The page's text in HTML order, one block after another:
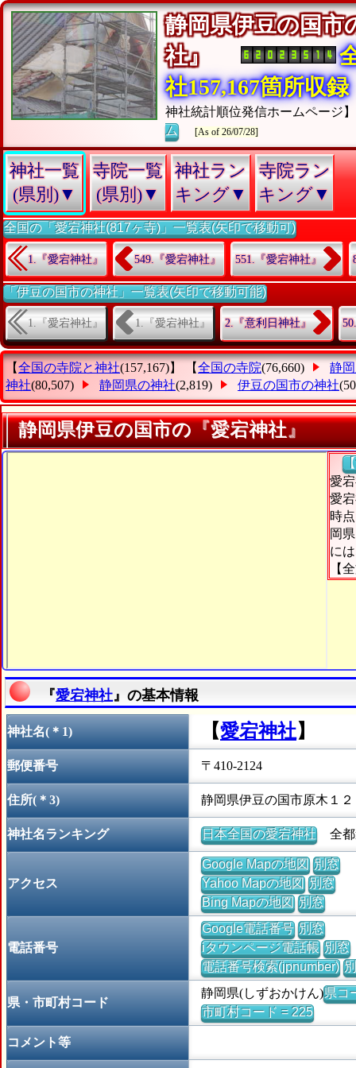
静岡県伊豆の国市
社』
社157,167箇所収録
神社統計順位発信ホームページ
ム
[As of 26/07/28]
神社一覧
(県別)▼
寺院一覧
(県別)▼
神社ラン
キング▼
寺院ラン
キング▼
全国の「愛宕神社(817ヶ寺)」一覧表(矢印で移動可)
1.『愛宕神社』 549.『愛宕神社』 551.『愛宕神社』
「伊豆の国市の神社」一覧表(矢印で移動可能)
1.『愛宕神社』 1.『愛宕神社』 2.『意利日神社』
【全国の寺院と神社(157,167)】 【全国の寺院(76,660)
静
神社(80,507) 静岡県の神社(2,819) 伊豆の国市の神社
静岡県伊豆の国市の『愛宕神社』
愛
愛
時
岡
に
【
『愛宕神社 』の基本情報
神社名(＊1) 【愛宕神社】
郵便番号 〒410-2124
住所(＊3) 静岡県伊豆の国市原木１
神社名ランキング 日本全国の愛宕神社全都
アクセス
Google Mapの地図 別窓
Yahoo Mapの地図 別窓
Bing Mapの地図 別窓
電話番号
Google電話番号 別窓
iタウンページ電話帳 別窓
電話番号検索(jpnumber)
県・市町村コード
静岡県(しずおかけん)県コ
市町村コード = 225
コメント等